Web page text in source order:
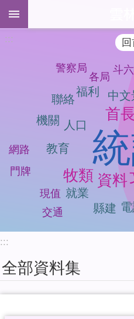
跳到主要內容區塊
資
料
集
檢
擬
系
統
:::
首
資料
牧類
人口
中文
教育
就業
福利
機關
聯絡
縣建
各局
網路
現值
斗
門牌
交通
警察局
:::
全部資料集